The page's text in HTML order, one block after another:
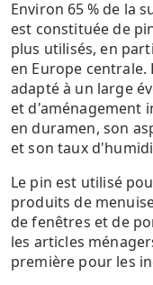
Environ 65 % de la
est constituée de
plus utilisés, en
en Europe
adapté à un large
et d'aménagement
en duramen, son
et son taux
Le pin est utilisé
produits de
de fenêtres et de
les articles
première pour les